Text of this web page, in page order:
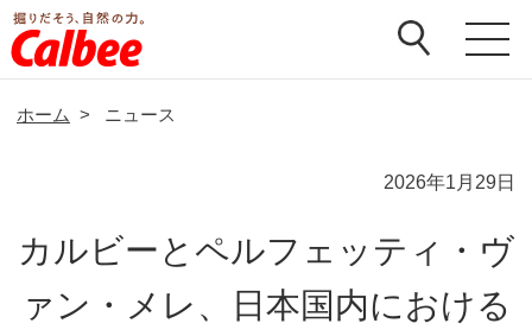
ホーム > ニュース
2026年1月29日
カルビーとペルフェッティ・ヴ
ァン・メレ、日本国内における